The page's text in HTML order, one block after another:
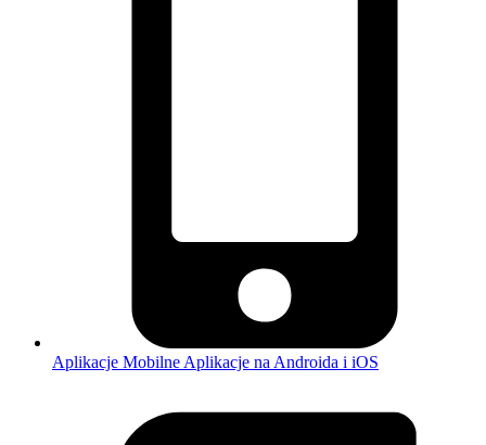
Aplikacje Mobilne Aplikacje na Androida i iOS